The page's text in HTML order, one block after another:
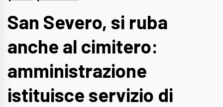
San Severo, si ruba
anche al cimitero:
amministrazione
istituisce servizio di